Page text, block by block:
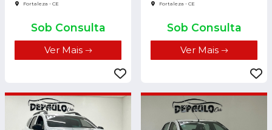
Fortaleza - CE
Sob Consulta
Ver Mais
Fortaleza - CE
Sob Consulta
Ver Mais